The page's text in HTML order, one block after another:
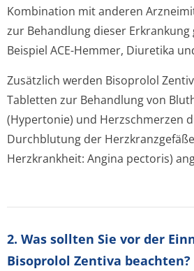
Kombination mit anderen
zur Behandlung dieser Erkrankung
Beispiel ACE-Hemmer, Diuretika
Zusätzlich werden Bisoprolol
Tabletten zur Behandlung von
(Hypertonie) und Herzschmerzen
Durchblutung der
Herzkrankheit: Angina pectoris)
2. Was sollten Sie vor der
Bisoprolol Zentiva beachten?